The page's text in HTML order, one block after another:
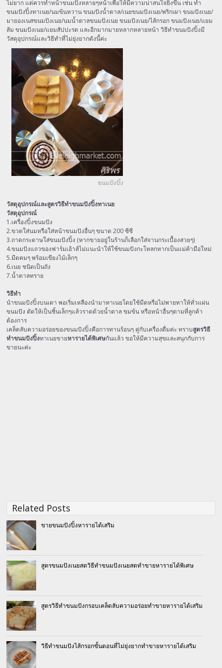
ไม่ยาก แต่ควรทำหน้าขนมปังหลายๆหน้าเพื่อให้มีความน่าสนใจยิ่งขึ้น เช่น ทำ
ขนมปังปิ้งทาเนย/นมข้นหวาน ขนมปังน้ำตาล/เนยขนมปังเนย/พริกเผา ขนมปังเนย/
มายองเนสขนมปังเนย/นมน้ำตาลขนมปังเนย ขนมปังเนย/ไส้กรอก ขนมปังเนย/แยม
ส้ม ขนมปังเนย/แยมสัปปะรด และอีกมากมายหลากหลายหน้า วิธีทำขนมปังปิ้งมี
วัสดุอุปกรณ์และวิธีทำที่ไม่ยุ่งยากดังนี้ค่ะ
ขนมปังปิ้ง
วัสดุอุปกรณ์และสูตรวิธีทำขนมปังปิ้งทาเนย
วัสดุอุปกรณ์
1.เครื่องปิ้งขนมปัง
2.ขวดใส่นมหรือใส่หน้าขนมปังอื่นๆ ขนาด 200 ซีซี
3.ถาดกระดาษใส่ขนมปังปิ้ง (หากขายอยู่ในร้านก็เลือกใส่จานกระเบื้องสวยๆ)
4.ขนมปังแถวของฟาร์มเฮ้าส์ไม่แนะนำให้ใช้ขนมปังกะโหลกหากเป็นแม่ค้ามือใหม่
5.มีดคมๆ พร้อมเขียงไม้เล็กๆ
6.เนย ชนิดเป็นถัง
7.น้ำตาลทราย
วิธีทำ
นำขนมปังปิ้งบนเตา พอเริ่มเหลืองนำมาทาเนยโดยใช้มีดหรือไม่พายทาให้ทั่วแผ่น
ขนมปัง ตัดให้เป็นชิ้นเล็กๆแล้วราดด้วยน้ำตาล ขมข้น หรือหน้าอื่นๆตามที่ลูกค้า
ต้องการ
เคล็ดลับความอร่อยของขนมปังปิ้งคือการทานร้อนๆ คู่กับเครื่องดื่มค่ะ ทราบสูตรวิธี
ทำขนมปังปิ้งทาเนยขายหารายได้พิเศษกันแล้ว ขอให้มีความสุขและสนุกกับการ
ขายนะค่ะ
Related Posts
ขายขนมปังปิ้งหารายได้เสริม
สูตรขนมปังเนยสดวิธีทำขนมปังเนยสดทำขายหารายได้พิเศษ
สูตรวิธีทำขนมปังกรอบเคล็ดลับความอร่อยทำขายหารายได้เสริม
วิธีทำขนมปังไส้กรอกขั้นตอนที่ไม่ยุ่งยากทำขายหารายได้เสริม